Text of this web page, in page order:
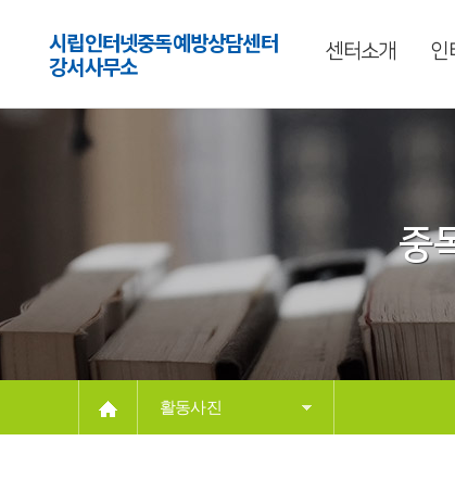
시립인터넷중독예방상담센터
강서사무소
센터소개 인
중
활동사진